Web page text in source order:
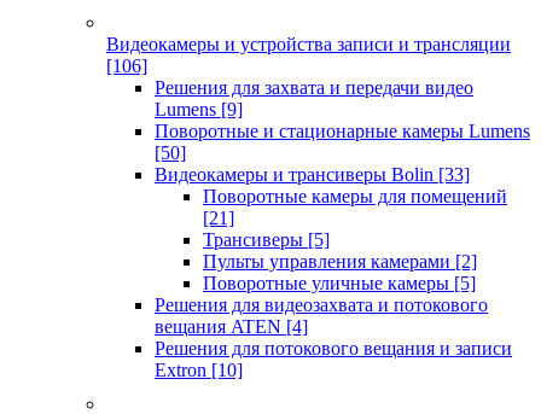
Видеокамеры и устройства записи и трансляции
[106]
Решения для захвата и передачи видео
Lumens [9]
Поворотные и стационарные камеры Lumens
[50]
Видеокамеры и трансиверы Bolin [33]
Поворотные камеры для помещений
[21]
Трансиверы [5]
Пульты управления камерами [2]
Поворотные уличные камеры [5]
Решения для видеозахвата и потокового
вещания ATEN [4]
Решения для потокового вещания и записи
Extron [10]